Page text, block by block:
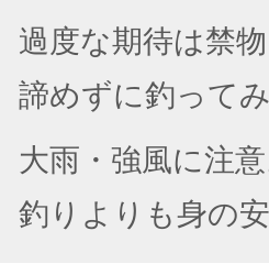
過度な期待は禁
諦めずに釣って
大雨・強風に注
釣りよりも身の